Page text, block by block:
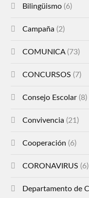
Bilingüismo (6)
Campaña (2)
COMUNICA(73)
CONCURSOS (7)
Consejo Escolar (8)
Convivencia (21)
Cooperación (6)
CORONAVIRUS (6)
Departamento de